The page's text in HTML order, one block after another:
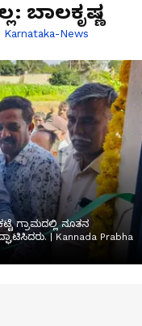
ಬಾಲಕೃಷ್ಣ
Karnataka-News
ಗ್ರಾಮದಲ್ಲಿ ನೂತನ
| Kannada Prabha